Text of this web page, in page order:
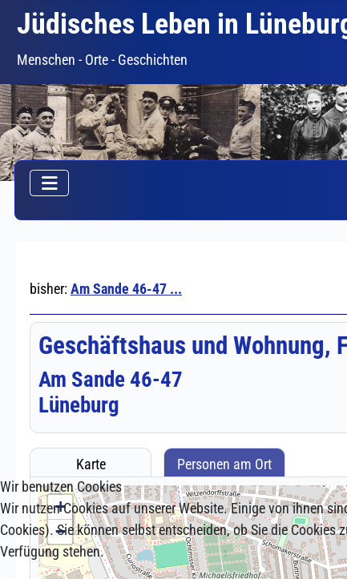
Jüdisches Leben in
Menschen - Orte - Geschichten
Wir benutzen Cookies
Wir nutzen Cookies auf unserer Website. Einige von ihnen
Cookies). Sie können selbst entscheiden, ob Sie die
Verfügung stehen.